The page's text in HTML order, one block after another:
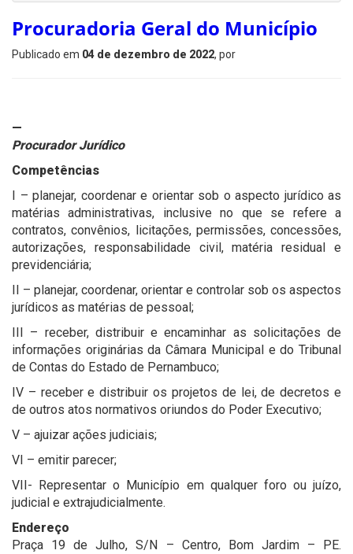
Procuradoria Geral do Município
Publicado em 04 de dezembro de 2022, por
—
Procurador Jurídico
Competências
I – planejar, coordenar e orientar sob o aspecto jurídico as
matérias administrativas, inclusive no que se refere a
contratos, convênios, licitações, permissões, concessões,
autorizações, responsabilidade civil, matéria residual e
previdenciária;
II – planejar, coordenar, orientar e controlar sob os aspectos
jurídicos as matérias de pessoal;
III – receber, distribuir e encaminhar as solicitações de
informações originárias da Câmara Municipal e do Tribunal
de Contas do Estado de Pernambuco;
IV – receber e distribuir os projetos de lei, de decretos e
de outros atos normativos oriundos do Poder Executivo;
V – ajuizar ações judiciais;
VI – emitir parecer;
VII- Representar o Município em qualquer foro ou juízo,
judicial e extrajudicialmente.
Endereço
Praça 19 de Julho, S/N – Centro, Bom Jardim – PE.